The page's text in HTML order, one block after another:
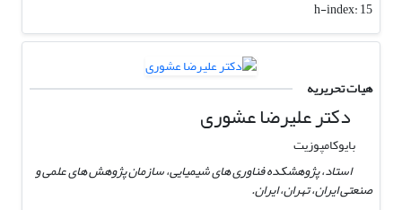
h-index:15
هیات تحریریه
دکتر علیرضا عشوری
بایوکامپوزیت
استاد، پژوهشکده فناوری های شیمیایی، سازمان پژوهش های علمی و
صنعتی ایران، تهران، ایران.